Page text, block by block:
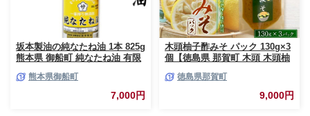
坂本製油の純なたね油 1本 825g
熊本県 御船町 純なたね油 有限
予定(土日祝除く)》
熊本県御船町
7,000円
木頭柚子酢みそ パック 130g×3
個【徳島県 那賀町 木頭 木頭柚
味噌 酢みそ すみそ ミソ ご飯
おにぎり ごはんのおとも お酒
のお供 ご飯のおかず お酒のあ
徳島県那賀町
9,000円